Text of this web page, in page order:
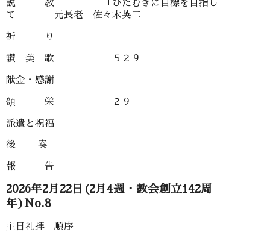
説 教 「ひたむきに目標を目指し
て」 元長老 佐々木英二
祈 り
讃 美 歌 ５２９
献金・感謝
頌 栄 ２９
派遣と祝福
後 奏
報 告
2026年2月22日(2月4週・教会創立142周
年)No.8
主日礼拝 順序